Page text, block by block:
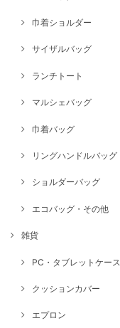
巾着ショルダー
サイザルバッグ
ランチトート
マルシェバッグ
巾着バッグ
リングハンドルバッグ
ショルダーバッグ
エコバッグ・その他
雑貨
PC・タブレットケース
クッションカバー
エプロン